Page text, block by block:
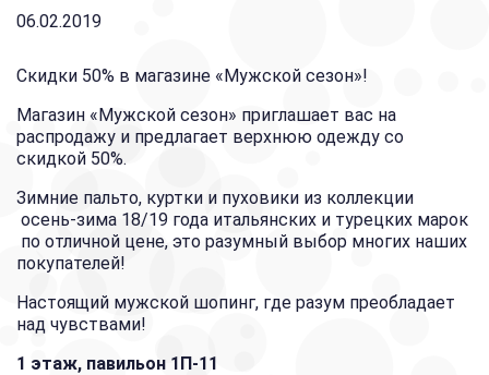
06.02.2019
Скидки 50% в магазине «Мужской сезон»!
Магазин «Мужской сезон» приглашает вас на
распродажу и предлагает верхнюю одежду со
скидкой 50%.
Зимние пальто, куртки и пуховики из коллекции
осень-зима 18/19 года итальянских и турецких марок
по отличной цене, это разумный выбор многих наших
покупателей!
Настоящий мужской шопинг, где разум преобладает
над чувствами!
1 этаж, павильон 1П-11